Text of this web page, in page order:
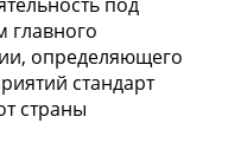
главного
определяющего
стандарт
страны